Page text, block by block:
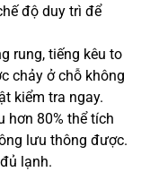
độ duy trì để
rung, tiếng kêu to
chảy ở chỗ không
kiểm tra ngay.
hơn 80% thể tích
lưu thông được.
lạnh.